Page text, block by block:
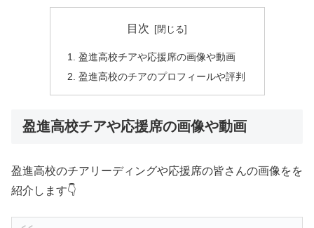
目次
盈進高校チアや応援席の画像や動画
盈進高校のチアのプロフィールや評判
盈進高校チアや応援席の画像や動画
盈進高校のチアリーディングや応援席の皆さんの画像をを
紹介します👇